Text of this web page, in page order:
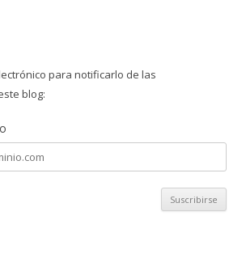
para notificarlo de las
blog: